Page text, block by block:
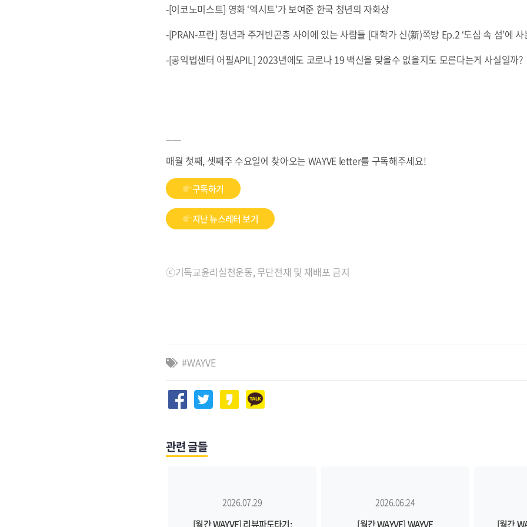
-[이코노미스트] 영화 ‘엑시트’가 보여준 한국 청년의 자화상
-[PRAN-프란] 청년과 주거빈곤층 사이에 있는 사람들 [대학가 신(新)쪽방 Ep.2 ‘도심 속 섬’에
-[공익법센터 어필APIL] 2023년에도 코로나 19 백신을 맞을수 없을지도 모른다는게 사실일까?
매월 첫째, 셋째주 수요일에 찾아오는 WAYVE letter를 구독해주세요!
구독하기
지난 뉴스레터 보기
ⓒ기독교윤리실천운동, 무단전재 및 재배포 금지
WAYVE
관련 글들
2026.07.29
[월간 WAYVE] 리뷰파도타기:
2026.06.24
[월간 WAYVE] WAYVE
[월간